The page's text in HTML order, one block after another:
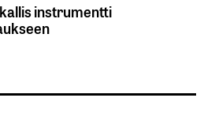
instrumentti